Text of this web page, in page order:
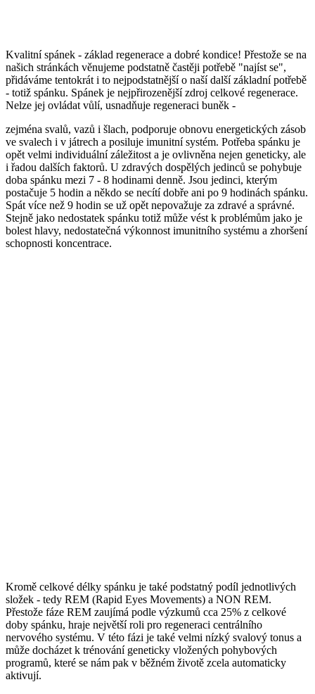
přidáváme tentokrát i to nejpodstatnější o naší další základní potřebě
- totiž spánku. Spánek je nejpřirozenější zdroj celkové regenerace.
Nelze jej ovládat vůlí, usnadňuje regeneraci buněk -
zejména svalů, vazů i šlach, podporuje obnovu energetických zásob
opět velmi individuální záležitost a je ovlivněna nejen geneticky, ale
i řadou dalších faktorů. U zdravých dospělých jedinců se pohybuje
doba spánku mezi 7 - 8 hodinami denně. Jsou jedinci, kterým
postačuje 5 hodin a někdo se necítí dobře ani po 9 hodinách spánku.
Spát více než 9 hodin se už opět nepovažuje za zdravé a správné.
Stejně jako nedostatek spánku totiž může vést k problémům jako je
bolest hlavy, nedostatečná výkonnost imunitního systému a zhoršení
schopnosti koncentrace.
Přestože fáze REM zaujímá podle výzkumů cca 25% z celkové
doby spánku, hraje největší roli pro regeneraci centrálního
nervového systému. V této fázi je také velmi nízký svalový tonus a
může docházet k trénování geneticky vložených pohybových
programů, které se nám pak v běžném životě zcela automaticky
aktivují.
Mezi základní doporučení tzv. spánkové hygieny patří: